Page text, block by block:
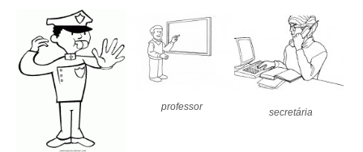
professor
secretária